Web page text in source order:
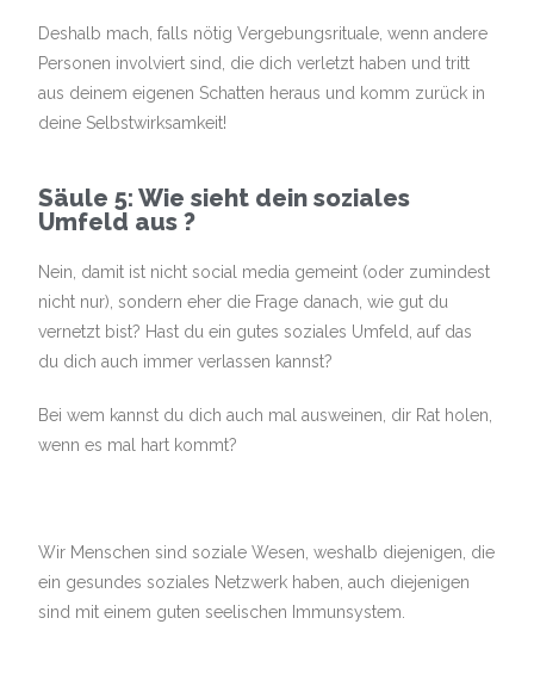
Deshalb mach, falls nötig Vergebungsrituale, wenn andere
Personen involviert sind, die dich verletzt haben und tritt
aus deinem eigenen Schatten heraus und komm zurück in
deine Selbstwirksamkeit!
Säule 5: Wie sieht dein soziales
Umfeld aus ?
Nein, damit ist nicht social media gemeint (oder zumindest
nicht nur), sondern eher die Frage danach, wie gut du
vernetzt bist? Hast du ein gutes soziales Umfeld, auf das
du dich auch immer verlassen kannst?
Bei wem kannst du dich auch mal ausweinen, dir Rat holen,
wenn es mal hart kommt?
Wir Menschen sind soziale Wesen, weshalb diejenigen, die
ein gesundes soziales Netzwerk haben, auch diejenigen
sind mit einem guten seelischen Immunsystem.